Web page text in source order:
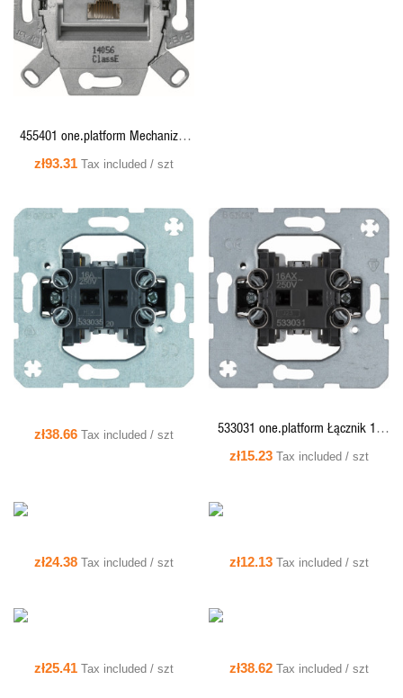
455401 one.platform Mechanizm
gniazda komputerowego UAE
zł93.31 Tax included / szt
QUICK VIEW
zł38.66 Tax included / szt
QUICK VIEW
533031 one.platform Łącznik 1-
klawiszowy, 1-biegunowy,
zł15.23 Tax included / szt
zł24.38 Tax included / szt zł12.13 Tax included / szt
zł25.41 Tax included / szt zł38.62 Tax included / szt